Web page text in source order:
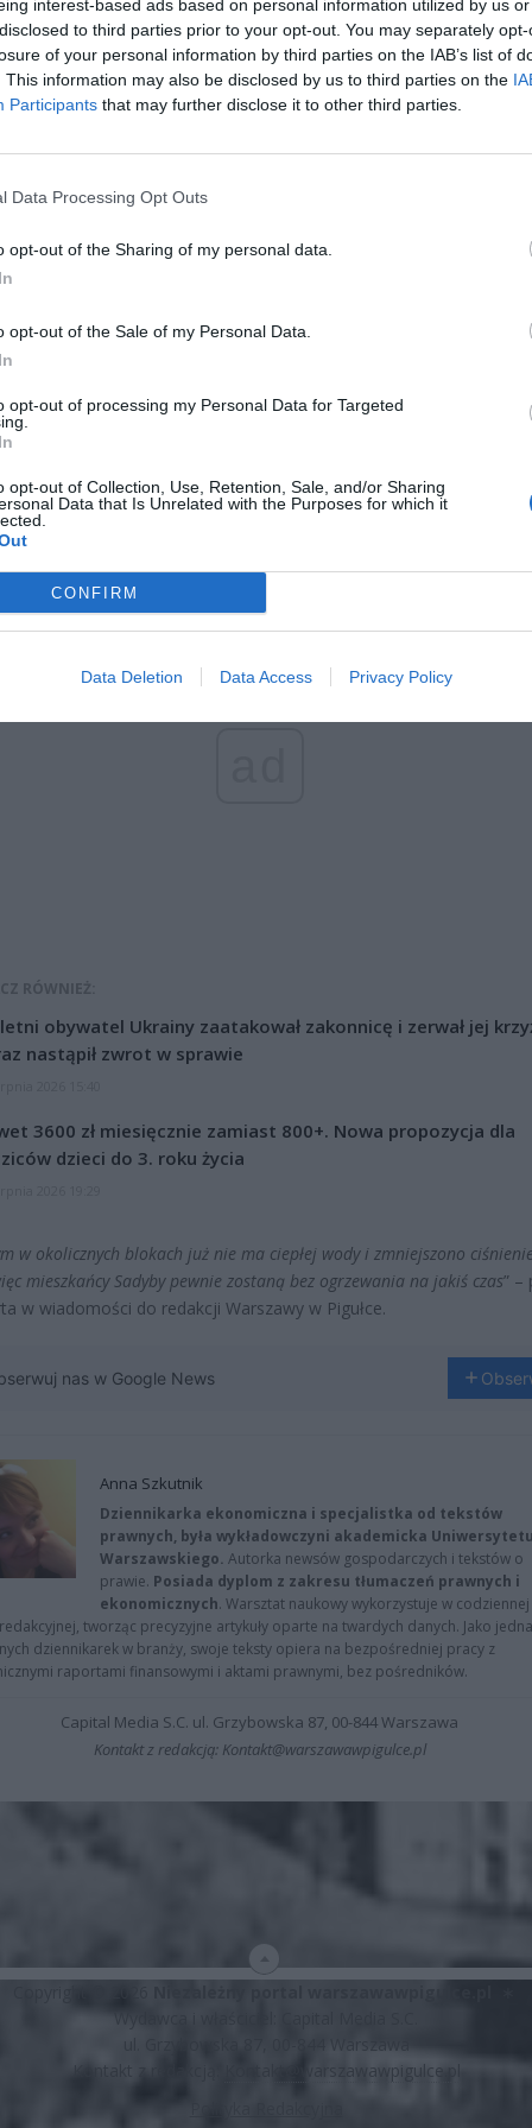
interest-based ads based on personal information utilized by us
to third parties prior to your opt-out. You may separately
of your personal information by third parties on the IAB’s list of
This information may also be disclosed by us to third parties on the
Participants that may further disclose it to other third parties.
Data Processing Opt Outs
opt-out of the Sharing of my personal data.
opt-out of the Sale of my Personal Data.
opt-out of processing my Personal Data for Targeted
opt-out of Collection, Use, Retention, Sale, and/or Sharing
Data that Is Unrelated with the Purposes for which it
CONFIRM
Data Deletion Data Access Privacy Policy
odnośnie do tej sytuacji na Mokotowie, to niestety wśród
też pies, z którym ktoś przechodził obok, został szybko zabrany do
która jest ulicę dalej, na Gołkowskiej i podobno jego stan jest
RÓWNIEŻ:
obywatel Ukrainy zaatakował zakonnicę i zerwał jej
nastąpił zwrot w sprawie
3600 zł miesięcznie zamiast 800+. Nowa propozycja dla
dzieci do 3. roku życia
w okolicznych blokach już nie ma ciepłej wody i zmniejszono
mieszkańcy Sadyby pewnie zostaną bez ogrzewania na jakiś czas” –
w wiadomości do redakcji Warszawy w Pigułce.
nas w Google News
Anna Szkutnik
Dziennikarka ekonomiczna i specjalistka od tekstów
prawnych, była wykładowczyni akademicka
Warszawskiego. Autorka newsów gospodarczych i tekstów o
prawie. Posiada dyplom z zakresu tłumaczeń prawnych i
ekonomicznych. Warsztat naukowy wykorzystuje w codziennej
tworząc precyzyjne artykuły oparte na twardych danych. Jako
dziennikarek w branży, swoje teksty opiera na bezpośredniej pracy z
raportami finansowymi i aktami prawnymi, bez pośredników.
Capital Media S.C. ul. Grzybowska 87, 00-844 Warszawa
Kontakt z redakcją: Kontakt@warszawawpigulce.pl
Kontakt z redakcją:
Kontakt@warszawawpigulce.pl